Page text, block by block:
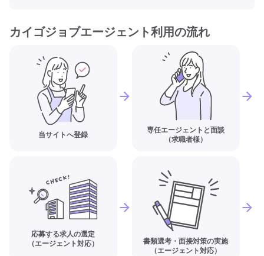
カイゴジョブエージェント利用の流れ
当サイトへ登録
専任エージェントと面談
（求職者様）
応募する求人の選定
（エージェント対応）
書類選考・面接対策の実施
（エージェント対応）